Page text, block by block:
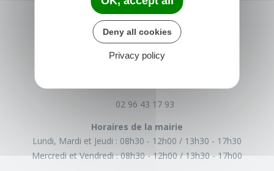
TRÉGLAMUS
15 rue de la Mairie
02 96 43 17 93
Horaires de la mairie
Lundi, Mardi et Jeudi : 08h30 - 12h00
13h30 - 17h30
Mercredi et Vendredi :08h30 - 12h00 13h30 - 17h00
Deny all cookies
Privacy policy